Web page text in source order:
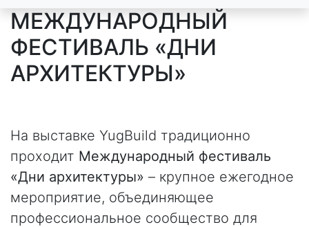
МЕЖДУНАРОДНЫЙ
ФЕСТИВАЛЬ «ДНИ
АРХИТЕКТУРЫ»
На выставке YugBuild традиционно
проходит Международный фестиваль
«Дни архитектуры» – крупное ежегодное
мероприятие, объединяющее
профессиональное сообщество для